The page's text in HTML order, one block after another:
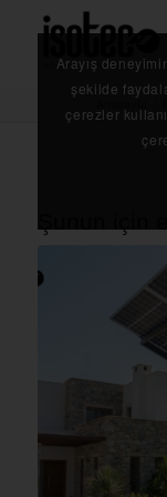
Anasayfa
Arayış
şekilde
çerezler